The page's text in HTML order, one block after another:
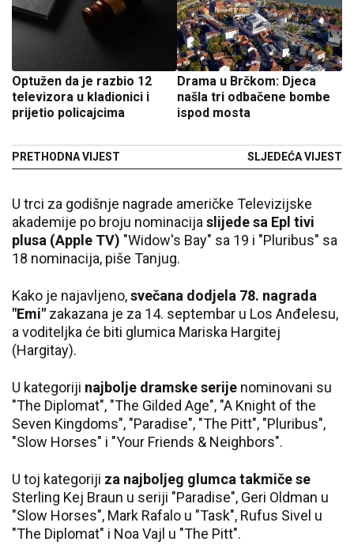
Optužen da je razbio 12
televizora u kladionici i
prijetio policajcima
PRETHODNA VIJEST
Drama u Brčkom: Djeca
našla tri odbačene bombe
ispod mosta
SLJEDEĆA VIJEST
U trci za godišnje nagrade američke Televizijske
akademije po broju nominacija slijede sa Epl tivi
plusa (Apple TV) "Widow's Bay" sa 19 i "Pluribus" sa
18 nominacija, piše Tanjug.
Kako je najavljeno,svečana dodjela 78. nagrada
"Emi" zakazana je za 14. septembar u Los Anđelesu,
a voditeljka će biti glumica Mariska Hargitej
(Hargitay).
U kategoriji najbolje dramske serije nominovani su
"The Diplomat", "The Gilded Age", "A Knight of the
Seven Kingdoms", "Paradise", "The Pitt", "Pluribus",
"Slow Horses" i "Your Friends & Neighbors".
U toj kategoriji za najboljeg glumca takmiče se
Sterling Kej Braun u seriji "Paradise", Geri Oldman u
"Slow Horses", Mark Rafalo u "Task", Rufus Sivel u
"The Diplomat" i Noa Vajl u "The Pitt".